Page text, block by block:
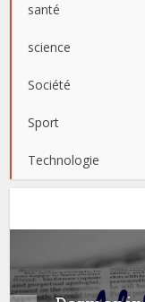
santé
science
Société
Sport
Technologie